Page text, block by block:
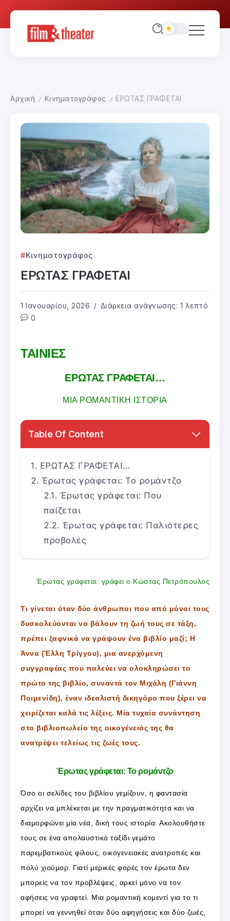
Αρχική / Κινηματογράφος / ΕΡΩΤΑΣ ΓΡΑΦΕΤΑΙ
Κινηματογράφος
ΕΡΩΤΑΣ ΓΡΑΦΕΤΑΙ
1 Ιανουαρίου, 2026
Διάρκεια ανάγνωσης: 1 λεπτό
0
ΤΑΙΝΙΕΣ
ΕΡΩΤΑΣ ΓΡΑΦΕΤΑΙ…
ΜΙΑ ΡΟΜΑΝΤΙΚΗ ΙΣΤΟΡΙΑ
Table Of Content
ΕΡΩΤΑΣ ΓΡΑΦΕΤΑΙ…
Έρωτας γράφεται: Το ρομάντζο
Έρωτας γράφεται: Που
παίζεται
Έρωτας γράφεται: Παλιότερες
προβολές
Έρωτας γράφεται: γράφει ο Κώστας Πετρόπουλος
Τι γίνεται όταν δύο άνθρωποι που από μόνοι τους
δυσκολεύονται να βάλουν τη ζωή τους σε τάξη,
πρέπει ξαφνικά να γράψουν ένα βιβλίο μαζί; Η
Άννα (Έλλη Τρίγγου), μια ανερχόμενη
συγγραφέας που παλεύει να ολοκληρώσει το
πρώτο της βιβλίο, συναντά τον Μιχάλη (Γιάννη
Ποιμενίδη), έναν ιδεαλιστή δικηγόρο που ξέρει να
χειρίζεται καλά τις λέξεις. Μία τυχαία συνάντηση
στο βιβλιοπωλείο της οικογένειάς της θα
ανατρέψει τελείως τις ζωές τους.
Έρωτας γράφεται: Το ρομάντζο
Όσο οι σελίδες του βιβλίου γεμίζουν, η φαντασία
αρχίζει να μπλέκεται με την πραγματικότητα και να
διαμορφώνει μία νέα, δική τους ιστορία. Ακολουθήστε
τους σε ένα απολαυστικό ταξίδι γεμάτο
παρεμβατικούς φίλους, οικογενειακές ανατροπές και
πολύ χιούμορ. Γιατί μερικές φορές τον έρωτα δεν
μπορείς να τον προβλέψεις, αρκεί μόνο να τον
αφήσεις να γραφτεί. Μια ρομαντική κομεντί για το τι
μπορεί να γεννηθεί όταν δύο αφηγήσεις και δύο ζωές,